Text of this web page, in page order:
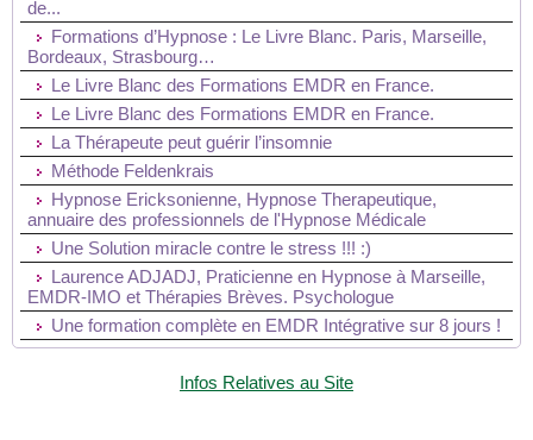
de...
Formations d’Hypnose : Le Livre Blanc. Paris, Marseille,
Bordeaux, Strasbourg…
Le Livre Blanc des Formations EMDR en France.
Le Livre Blanc des Formations EMDR en France.
La Thérapeute peut guérir l’insomnie
Méthode Feldenkrais
Hypnose Ericksonienne, Hypnose Therapeutique,
annuaire des professionnels de l'Hypnose Médicale
Une Solution miracle contre le stress !!! :)
Laurence ADJADJ, Praticienne en Hypnose à Marseille,
EMDR-IMO et Thérapies Brèves. Psychologue
Une formation complète en EMDR Intégrative sur 8 jours !
Infos Relatives au Site